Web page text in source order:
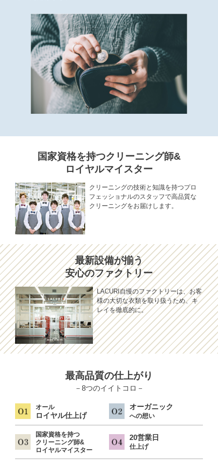
国家資格を持つクリーニング師&
ロイヤルマイスター
クリーニングの技術と知識を持つプロ
フェッショナルのスタッフで高品質な
クリーニングをお届けします。
最新設備が揃う
安心のファクトリー
LACURI自慢のファクトリーは、お客
様の大切な衣類を取り扱うため、キ
レイを徹底的に。
最高品質の仕上がり
－8つのイイトコロ－
オール
ロイヤル仕上げ
オーガニック
への想い
国家資格を持つ
クリーニング師&
ロイヤルマイスター
20営業日
仕上げ